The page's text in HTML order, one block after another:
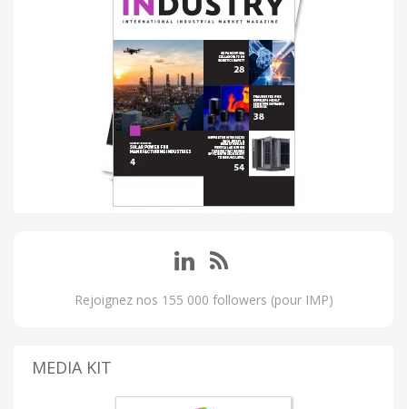
Rejoignez nos 155 000 followers (pour IMP)
MEDIA KIT